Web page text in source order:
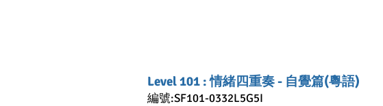
Level 101 : 情緒四重奏 - 自覺篇(粵語)
編號:SF101-0332L5G5I